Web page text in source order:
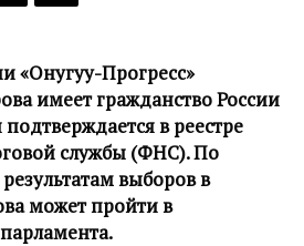
«Онугуу-Прогресс»
имеет гражданство России
в реестре
службы (ФНС). По
выборов в
может пройти в